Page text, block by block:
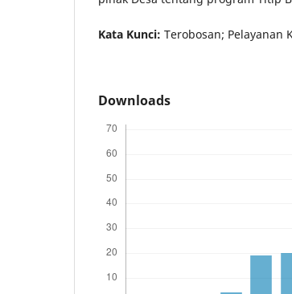
Kata Kunci: Terobosan; Pelayanan
Downloads